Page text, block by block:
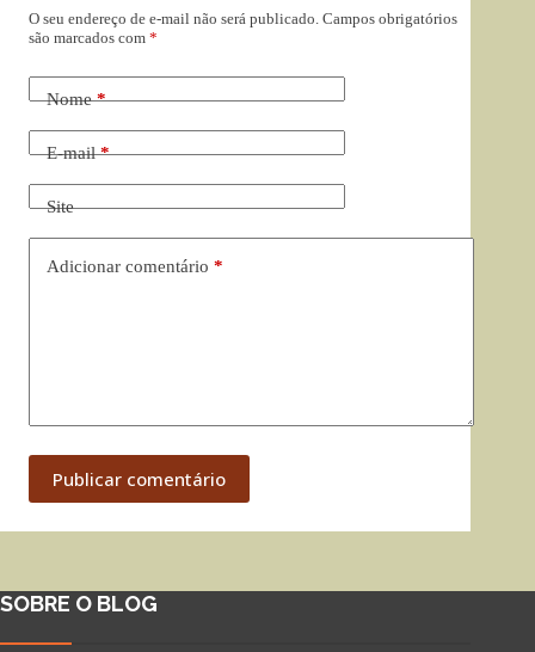
O seu endereço de e-mail não será publicado. Campos obrigatórios
são marcados com *
Nome*
E-mail*
Site
Adicionar comentário *
Publicar comentário
SOBRE O BLOG